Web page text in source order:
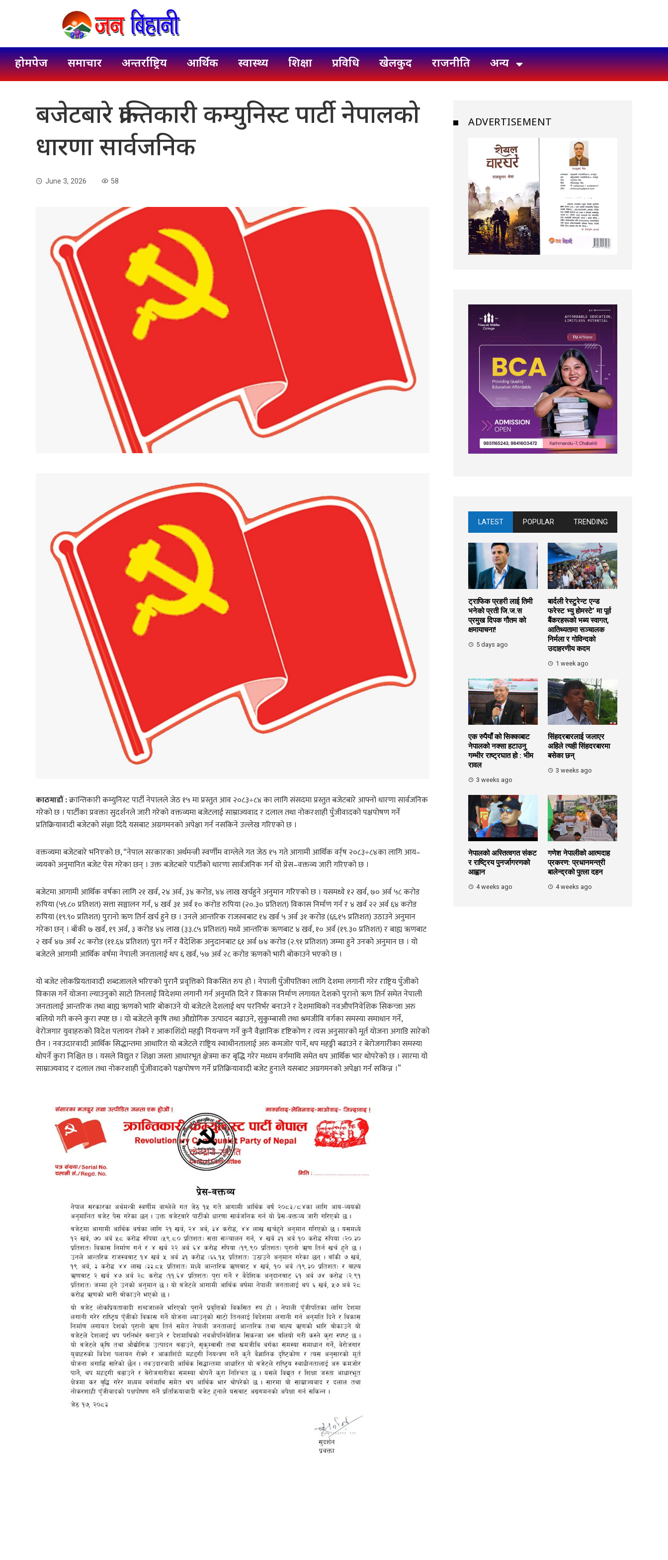
होमपेज समाचार अन्तर्राष्ट्रिय आर्थिक स्वास्थ्य शिक्षा प्रविधि खेलकुद राजनीति अन्य
बजेटबारे क्रान्तिकारी कम्युनिस्ट पार्टी नेपालको
धारणा सार्वजनिक
June 3, 2026 58
काठमाडौं :क्रान्तिकारी कम्युनिस्ट पार्टी नेपालले जेठ १५ मा प्रस्तुत आव २०८३÷८४ का लागि संसदमा प्रस्तुत बजेटबारे आफ्नो धारणा सार्वजनिक
गरेको छ । पार्टीका प्रवक्ता सुदर्शनले जारी गरेको वक्तव्यमा बजेटलाई साम्राज्यवाद र दलाल तथा नोकरशाही पुँजीवादको पक्षपोषण गर्ने
प्रतिक्रियावादी बजेटको संज्ञा दिंदै यसबाट अग्रगमनको अपेक्षा गर्न नसकिने उल्लेख गरिएको छ ।
वक्तव्यमा बजेटबारे भनिएको छ, “नेपाल सरकारका अर्थमन्त्री स्वर्णीम वाग्लेले गत जेठ १५ गते आगामी आर्थिक वर्र्ष २०८३÷८४का लागि आय–
व्ययको अनुमानित बजेट पेस गरेका छन् । उक्त बजेटबारे पार्टीको धारणा सार्वजनिक गर्न यो प्रेस–वक्तव्य जारी गरिएको छ ।
बजेटमा आगामी आर्थिक वर्षका लागि २१ खर्व, २४ अर्व, ३४ करोड, ४४ लाख खर्चहुने अनुमान गरिएको छ । यसमध्ये १२ खर्व, ७० अर्व ५८ करोड
रुपिया (५९.८० प्रतिशत) सत्ता सञ्चालन गर्न, ४ खर्व ३१ अर्व १० करोड रुपिया (२०.३० प्रतिशत) विकास निर्माण गर्न र ४ खर्व २२ अर्व ६४ करोड
रुपिया (१९.९० प्रतिशत) पुरानो ऋण तिर्न खर्च हुने छ । उनले आन्तरिक राजस्वबाट १४ खर्व ५ अर्व ३१ करोड (६६.१५ प्रतिशत) उठाउने अनुमान
गरेका छन् । बाँकी ७ खर्व, १९ अर्व, ३ करोड ४४ लाख (३३.८५ प्रतिशत) मध्ये आन्तरिक ऋणबाट ४ खर्व, १० अर्व (१९.३० प्रतिशत) र बाह्य ऋणबाट
२ खर्व ४७ अर्व २८ करोड (११.६४ प्रतिशत) पुरा गर्ने र वैदेशिक अनुदानबाट ६१ अर्व ७४ करोड (२.९१ प्रतिशत) जम्मा हुने उनको अनुमान छ । यो
बजेटले आगामी आर्थिक वर्षमा नेपाली जनतालाई थप ६ खर्व, ५७ अर्व २८ करोड ऋणको भारी बोकाउने भएको छ ।
यो बजेट लोकप्रियतावादी शब्दजालले भरिएको पुरानै प्रवृत्तिको विकसित रुप हो । नेपाली पुँजीपतिका लागि देशमा लगानी गरेर राष्ट्रिय पुँजीको
विकास गर्ने योजना ल्याउनुको साटो तिनलाई विदेशमा लगानी गर्न अनुमति दिने र विकास निर्माण लगायत देशको पुरानो ऋण तिर्न समेत नेपाली
जनतालाई आन्तरिक तथा बाह्य ऋणको भारि बोकाउने यो बजेटले देशलाई थप परनिर्भर बनाउने र देशमाथिको नवऔपनिवेशिक सिकन्जा अरु
बलियो गरी कस्ने कुरा स्पष्ट छ । यो बजेटले कृषि तथा औद्योगिक उत्पादन बढाउने, सुकुम्बासी तथा श्रमजीवि वर्गका समस्या समाधान गर्ने,
वेरोजगार युवाहरुको विदेश पलायन रोक्ने र आकाशिंदो महङ्गी नियन्त्रण गर्ने कुनै वैज्ञानिक दृष्टिकोण र त्यस अनुसारको मूर्त योजना अगाडि सारेको
छैन । नवउदारवादी आर्थिक सिद्धान्तमा आधारित यो बजेटले राष्ट्रिय स्वाधीनतालाई अरु कमजोर पार्ने, थप महङ्गी बढाउने र बेरोजगारीका समस्या
थोपर्ने कुरा निश्चित छ । यसले विद्युत र शिक्षा जस्ता आधारभूत क्षेत्रमा कर बृद्धि गरेर मध्यम वर्गमाथि समेत थप आर्थिक भार थोपरेको छ । सारमा यो
साम्राज्यवाद र दलाल तथा नोकरशाही पुँजीवादको पक्षपोषण गर्ने प्रतिक्रियावादी बजेट हुनाले यसबाट अग्रगमनको अपेक्षा गर्न सकिन्न ।”
ADVERTISEMENT
LATEST POPULAR TRENDING
ट्राफिक प्रहरी लाई तिमी
भनेको प्रती जि.ज.स
प्रमुख दिपक गौतम को
क्षमायाचना!
5 days ago
बार्दली रेस्टुरेन्ट एन्ड
फरेस्ट भ्यु होमस्टे’ मा पूर्व
बैंकरहरूको भब्य स्वागत,
आतिथ्यतामा सञ्चालक
निर्मला र गोविन्दको
उदाहरणीय कदम
1 week ago
एक रुपैयाँ को सिक्काबाट
नेपालको नक्सा हटाउनु
गम्भीर राष्ट्रघात हो : भीम
रावल
3 weeks ago
सिंहदरबारलाई जलाएर
अहिले त्यही सिंहदरबारमा
बसेका छन्
3 weeks ago
नेपालको अस्तित्वगत संकट
र राष्ट्रिय पुनर्जागरणको
आह्वान
4 weeks ago
गणेश नेपालीको आत्मदाह
प्रकरण: प्रधानमन्त्री
बालेन्द्रको पुत्ला दहन
4 weeks ago